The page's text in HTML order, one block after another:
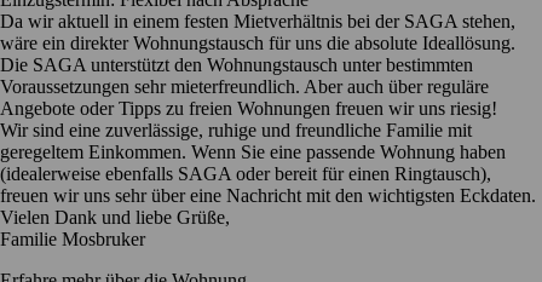
​Da wir aktuell in einem festen Mietverhältnis bei der SAGA stehen,
wäre ein direkter Wohnungstausch für uns die absolute Ideallösung.
Die SAGA unterstützt den Wohnungstausch unter bestimmten
Voraussetzungen sehr mieterfreundlich. Aber auch über reguläre
Angebote oder Tipps zu freien Wohnungen freuen wir uns riesig!
​Wir sind eine zuverlässige, ruhige und freundliche Familie mit
geregeltem Einkommen. Wenn Sie eine passende Wohnung haben
(idealerweise ebenfalls SAGA oder bereit für einen Ringtausch),
freuen wir uns sehr über eine Nachricht mit den wichtigsten Eckdaten.
​Vielen Dank und liebe Grüße,
Familie Mosbruker